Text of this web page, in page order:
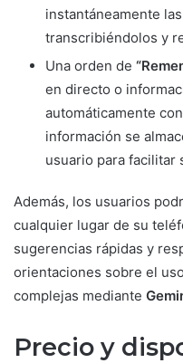
instantáneamente
transcribiéndolos y
Una orden de
en directo o
automáticamente
información se
usuario para facilitar
Además, los usuarios
cualquier lugar de su
sugerencias rápidas y
orientaciones sobre el
complejas mediante
Precio y